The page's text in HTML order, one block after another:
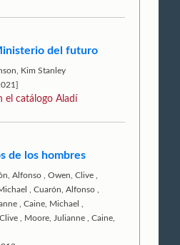
del futuro
Kim Stanley
el catálogo Aladí
de los hombres
Alfonso ,Owen, Clive
,Cuarón, Alfonso
,Caine, Michael
Moore, Julianne ,Caine,